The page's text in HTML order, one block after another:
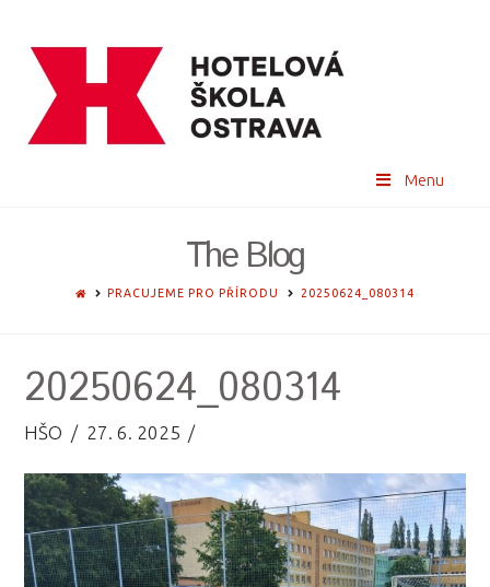
Menu
The Blog
HOMEPRACUJEME PRO PŘÍRODU 20250624_080314
20250624_080314
HŠO 27. 6. 2025